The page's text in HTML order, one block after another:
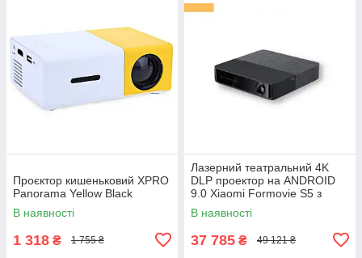
Проєктор кишеньковий XPRO
Panorama Yellow Black
В наявності
1 318 ₴ 1 755 ₴
Лазерний театральний 4K
DLP проектор на ANDROID
9.0 Xiaomi Formovie S5 з
HDR10+ та Denon sound
Dolby Audio + DTS-звуком
В наявності
37 785 ₴ 49 121 ₴